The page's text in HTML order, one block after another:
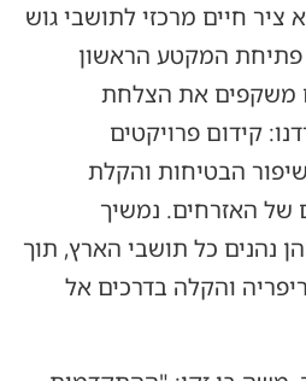
רגב: "כביש 60 הוא ציר חיים מרכזי לתושבי גוש
פתיחת המקטע הראשון
משקפים את הצלחת
קידום פרויקטים
הבטיחות והקלת
של האזרחים. נמשיך
נהנים כל תושבי הארץ, תוך
והקלה בדרכים אל